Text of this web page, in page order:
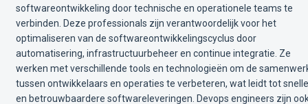
softwareontwikkeling door technische en operationele teams te
verbinden. Deze professionals zijn verantwoordelijk voor het
optimaliseren van de softwareontwikkelingscyclus door
automatisering, infrastructuurbeheer en continue integratie. Ze
werken met verschillende tools en technologieën om de
tussen ontwikkelaars en operaties te verbeteren, wat leidt tot
en betrouwbaardere softwareleveringen. Devops engineers zijn